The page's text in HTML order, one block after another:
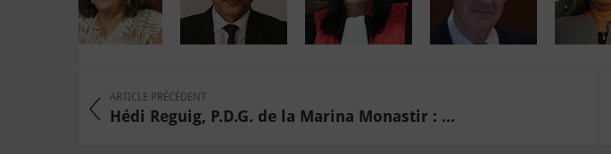
ARTICLE PRÉCÉDENT
Hédi Reguig, P.D.G. de la Marina Monastir : ...